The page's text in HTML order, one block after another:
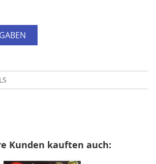
Kunden kauften auch: